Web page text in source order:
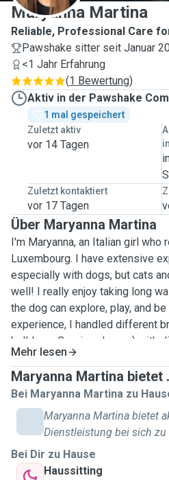
Maryanna Martina
Reliable, Professional Care
Pawshake sitter seit Januar
<1 Jahr Erfahrung
(1 Bewertung)
Aktiv in der Pawshake
1 mal gespeichert
Zuletzt aktiv
vor 14 Tagen
Zuletzt kontaktiert
vor 17 Tagen
Über Maryanna Martina
I'm Maryanna, an Italian girl who
Luxembourg. I have extensive
especially with dogs, but cats
well! I really enjoy taking long
the dog can explore, play, and
experience, I handled different
bulldogs, Corsi, and more) with
dog has its personality, and I'm
best for it. Your pet’s well‑being
up on time, follow instructions
home with respect. Most
if they were my own — with
of affection. I provide attentive, personalised care tailored
to your pet’s needs, including:
playtime, cuddles, and
Mehr lesen
Maryanna Martina bietet
Bei Maryanna Martina zu
Maryanna Martina bietet
Dienstleistung bei sich zu
Bei Dir zu Hause
Haussitting